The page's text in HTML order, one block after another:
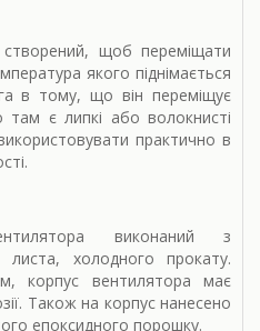
створений, щоб переміщати
якого піднімається
в тому, що він переміщує
є липкі або волокнисті
практично в
виконаний з
листа, холодного прокату.
корпус вентилятора має
Також на корпус нанесено
епоксидного порошку.